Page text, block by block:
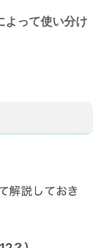
よって使い分け